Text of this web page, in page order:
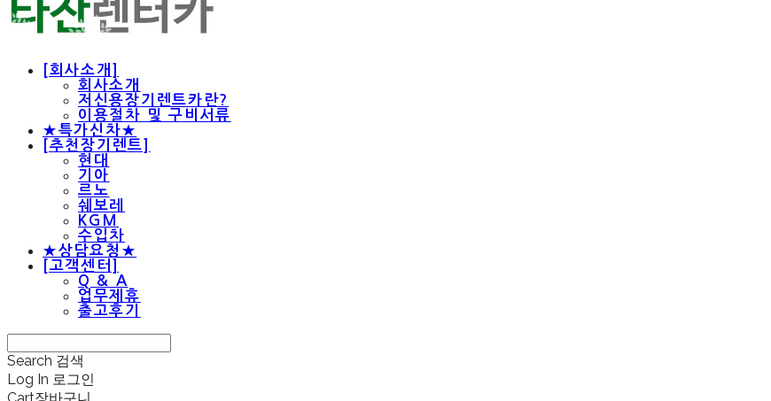
[회사소개]
회사소개
저신용장기렌트카란?
이용절차 및 구비서류
★특가신차★
[추천장기렌트]
현대
기아
르노
쉐보레
KGM
수입차
★상담요청★
[고객센터]
Q & A
업무제휴
출고후기
Search 검색
Log In 로그인
Cart장바구니